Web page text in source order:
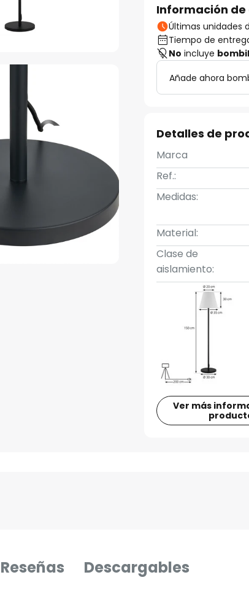
Información
Últimas unidades
Tiempo de
No incluye
Añade ahora
Detalles de
Marca
Ref.:
Medidas:
Material:
Clase de
aislamiento:
Ver más
Reseñas Descargables